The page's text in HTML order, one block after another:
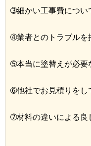
➂細かい工事費につい
➃業者とのトラブルを
➄本当に塗替えが必要
➅他社でお見積りをし
➆材料の違いによる良